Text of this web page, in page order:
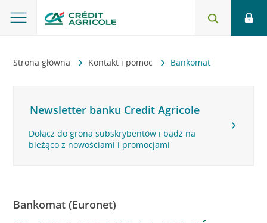
Strona główna Kontakt i pomoc Bankomat
Newsletter banku Credit Agricole
Dołącz do grona subskrybentów i bądź na
bieżąco z nowościami i promocjami
Bankomat (Euronet)